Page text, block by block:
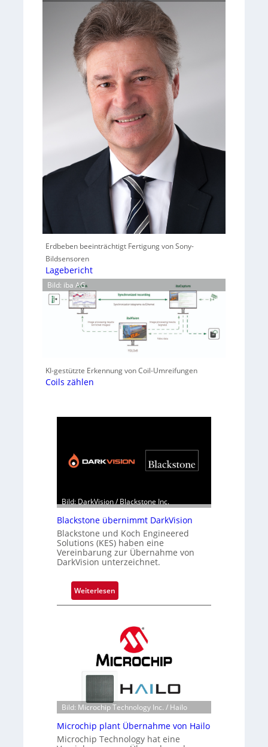
Erdbeben beeinträchtigt Fertigung von Sony-
Bildsensoren
Lagebericht
Bild: iba AG
KI-gestützte Erkennung von Coil-Umreifungen
Coils zählen
Bild: DarkVision / Blackstone Inc.
Blackstone übernimmt DarkVision
Blackstone und Koch Engineered
Solutions (KES) haben eine
Vereinbarung zur Übernahme von
DarkVision unterzeichnet.
Weiterlesen:
B
s
n
e
ü
b
Bild: Microchip Technology Inc. / Hailo
Microchip plant Übernahme von Hailo
Microchip Technology hat eine